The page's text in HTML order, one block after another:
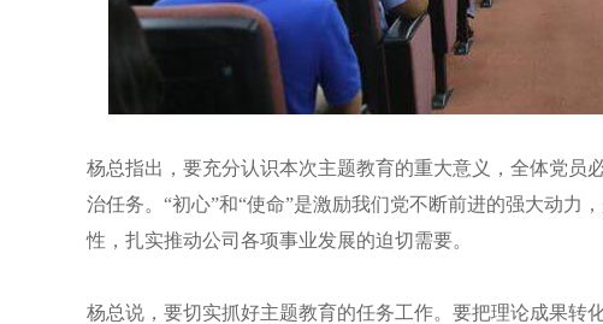
杨总指出，要充分认识本次主题教育的重大意义，全体党员
治任务。“初心”和“使命”是激励我们党不断前进的强大动力
性，扎实推动公司各项事业发展的迫切需要。
杨总说，要切实抓好主题教育的任务工作。要把理论成果转